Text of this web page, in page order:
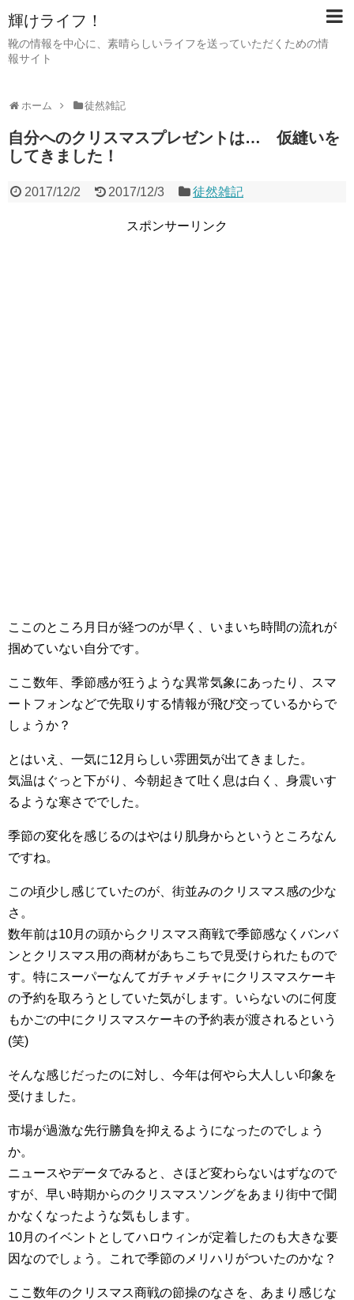
輝けライフ！
靴の情報を中心に、素晴らしいライフを送っていただくための情
報サイト
ホーム 徒然雑記
自分へのクリスマスプレゼントは… 仮縫いを
してきました！
2017/12/2 2017/12/3 徒然雑記
スポンサーリンク
ここのところ月日が経つのが早く、いまいち時間の流れが
掴めていない自分です。
ここ数年、季節感が狂うような異常気象にあったり、スマ
ートフォンなどで先取りする情報が飛び交っているからで
しょうか？
とはいえ、一気に12月らしい雰囲気が出てきました。
気温はぐっと下がり、今朝起きて吐く息は白く、身震いす
るような寒さででした。
季節の変化を感じるのはやはり肌身からというところなん
ですね。
この頃少し感じていたのが、街並みのクリスマス感の少な
さ。
数年前は10月の頭からクリスマス商戦で季節感なくバンバ
ンとクリスマス用の商材があちこちで見受けられたもので
す。特にスーパーなんてガチャメチャにクリスマスケーキ
の予約を取ろうとしていた気がします。いらないのに何度
もかごの中にクリスマスケーキの予約表が渡されるという
(笑)
そんな感じだったのに対し、今年は何やら大人しい印象を
受けました。
市場が過激な先行勝負を抑えるようになったのでしょう
か。
ニュースやデータでみると、さほど変わらないはずなので
すが、早い時期からのクリスマスソングをあまり街中で聞
かなくなったような気もします。
10月のイベントとしてハロウィンが定着したのも大きな要
因なのでしょう。これで季節のメリハリがついたのかな？
ここ数年のクリスマス商戦の節操のなさを、あまり感じな